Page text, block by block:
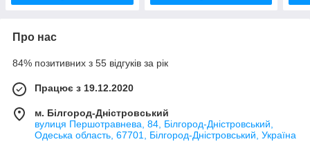
Про нас
84% позитивних з 55 відгуків за рік
Працює з 19.12.2020
м. Білгород-Дністровський
вулиця Першотравнева, 84, Білгород-Дністровський,
Одеська область, 67701, Білгород-Дністровський, Україна